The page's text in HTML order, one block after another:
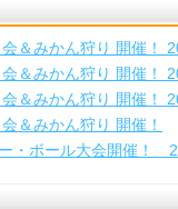
＆みかん狩り 開催！
＆みかん狩り 開催！
＆みかん狩り 開催！
＆みかん狩り 開催！
ボール大会開催！